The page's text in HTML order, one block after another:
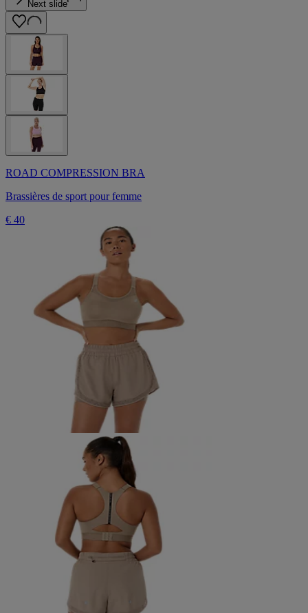
Next slide
ROAD COMPRESSION BRA
Brassières de sport pour femme
€ 40